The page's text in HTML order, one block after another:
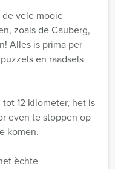
vele mooie
zoals de Cauberg,
Alles is prima per
en raadsels
12 kilometer, het is
even te stoppen op
komen.
èchte